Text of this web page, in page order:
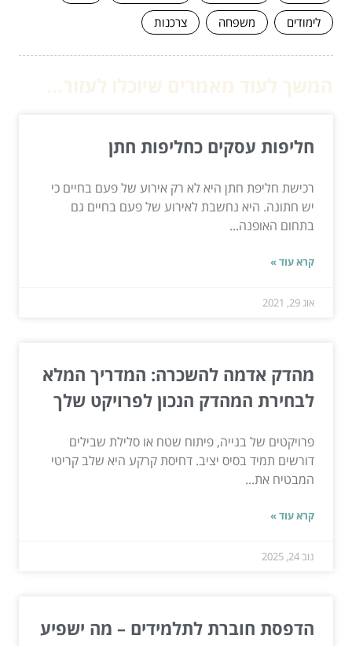
לימודים
משפחה צרכנות
חליפות עסקים כחליפות חתן
רכישת חליפת חתן היא לא רק אירוע של פעם בחיים כי
יש חתונה. היא נחשבת לאירוע של פעם בחיים גם
בתחום האופנה...
קרא עוד »
אוג 29, 2021
מהדק אדמה להשכרה: המדריך המלא
לבחירת המהדק הנכון לפרויקט שלך
פרויקטים של בנייה, פיתוח שטח או סלילת שבילים
דורשים תמיד בסיס יציב. דחיסת קרקע היא שלב קריטי
המבטיח את...
קרא עוד »
נוב 24, 2025
הדפסת חוברת לתלמידים – מה ישפיע